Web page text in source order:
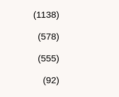
(1138)
(578)
(555)
(92)